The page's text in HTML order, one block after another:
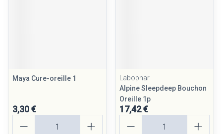
Maya Cure-oreille 1
3,30 €
Labophar
Alpine Sleepdeep Bouchon
Oreille 1p
17,42 €